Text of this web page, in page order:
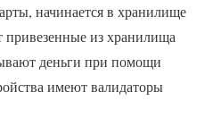
начинается в хранилище
из хранилища
деньги при помощи
имеют валидаторы